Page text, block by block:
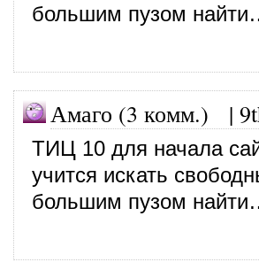
большим пузом
Амаго (3 комм.) |
ТИЦ 10 для начала
учится искать
большим пузом